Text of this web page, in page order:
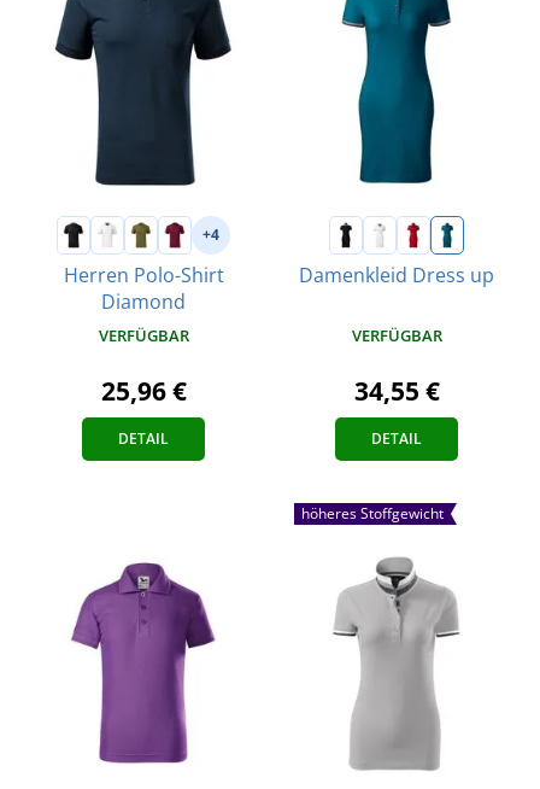
+4
Herren Polo-Shirt
Diamond
VERFÜGBAR
25,96 €
DETAIL
Damenkleid Dress up
VERFÜGBAR
34,55 €
DETAIL
höheres Stoffgewicht